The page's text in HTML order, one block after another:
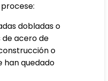
dobladas o
de acero de
o
han quedado